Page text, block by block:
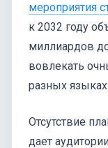
мероприятия
к 2032 году
миллиардов
вовлекать
разных языках
Отсутствие
дает